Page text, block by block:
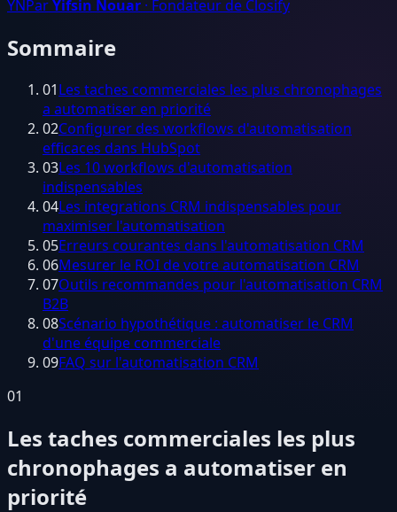
YN ParYifsin Nouar · Fondateur de Closify
Sommaire
01Les taches commerciales les plus chronophages
a automatiser en priorité
02Configurer des workflows d'automatisation
efficaces dans HubSpot
03Les 10 workflows d'automatisation
indispensables
04Les integrations CRM indispensables pour
maximiser l'automatisation
05Erreurs courantes dans l'automatisation CRM
06Mesurer le ROI de votre automatisation CRM
07Outils recommandes pour l'automatisation CRM
B2B
08Scénario hypothétique : automatiser le CRM
d'une équipe commerciale
09FAQ sur l'automatisation CRM
01
Les taches commerciales les plus
chronophages a automatiser en
priorité